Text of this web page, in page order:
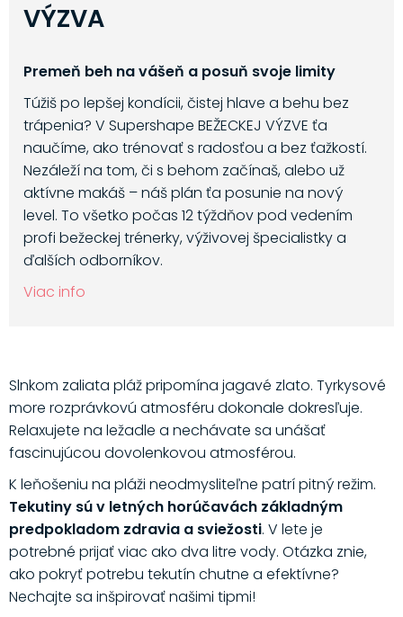
VÝZVA
Premeň beh na vášeň a posuň svoje limity
Túžiš po lepšej kondícii, čistej hlave a behu bez
trápenia? V Supershape BEŽECKEJ VÝZVE ťa
naučíme, ako trénovať s radosťou a bez ťažkostí.
Nezáleží na tom, či s behom začínaš, alebo už
aktívne makáš – náš plán ťa posunie na nový
level. To všetko počas 12 týždňov pod vedením
profi bežeckej trénerky, výživovej špecialistky a
ďalších odborníkov.
Viac info
Slnkom zaliata pláž pripomína jagavé zlato. Tyrkysové
more rozprávkovú atmosféru dokonale dokresľuje.
Relaxujete na ležadle a nechávate sa unášať
fascinujúcou dovolenkovou atmosférou.
K leňošeniu na pláži neodmysliteľne patrí pitný režim.
Tekutiny sú v letných horúčavách základným
predpokladom zdravia a sviežosti. V lete je
potrebné prijať viac ako dva litre vody. Otázka znie,
ako pokryť potrebu tekutín chutne a efektívne?
Nechajte sa inšpirovať našimi tipmi!